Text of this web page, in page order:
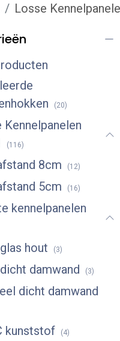
Losse
(20)
Kennelpanelen
(116)
8cm (12)
5cm (16)
kennelpanelen
hout (3)
damwand (3)
dicht damwand
kunststof (4)